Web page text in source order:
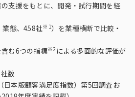
支援をもとに、開発・試行期間を経
業態、458社※1）を業種横断で比較・
む6つの指標※2 による多面的な評価が
数
版顧客満足度指数）第5回調査お